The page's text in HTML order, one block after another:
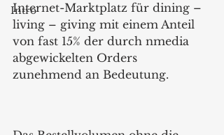
Intro
Internet-Marktplatz für dining –
living – giving mit einem Anteil
von fast 15% der durch nmedia
abgewickelten Orders
zunehmend an Bedeutung.